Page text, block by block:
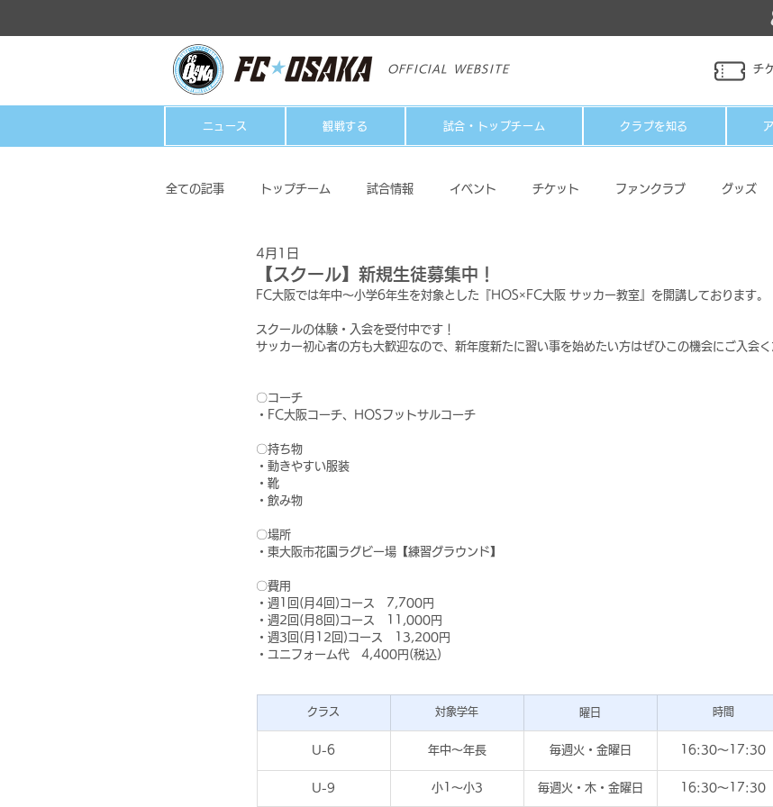
OFFICIAL WEBSITE チ
ニュース 観戦する 試合・トップチーム クラブを知る
全ての記事 トップチーム 試合情報 イベント チケット ファンクラブ グッズ
ホームタウン活動
【スクール】新規生徒募集中！
4月1日
FC大阪では年中～小学6年生を対象とした『HOS×FC大阪 サッカー教室』を開講しております。
スクールの体験・入会を受付中です！
サッカー初心者の方も大歓迎なので、新年度新たに習い事を始めたい方はぜひこの機会にご入会く
〇コーチ
・FC大阪コーチ、HOSフットサルコーチ
〇持ち物
・動きやすい服装
・靴
・飲み物
〇場所
・東大阪市花園ラグビー場【練習グラウンド】
〇費用
・週1回(月4回)コース　7,700円
・週2回(月8回)コース　11,000円
・週3回(月12回)コース　13,200円
・ユニフォーム代　4,400円(税込)
クラス 対象学年 曜日 時間
U-6 年中～年長 毎週火・金曜日 16:30～17:30
U-9 小1～小3 毎週火・木・金曜日 16:30～17:30